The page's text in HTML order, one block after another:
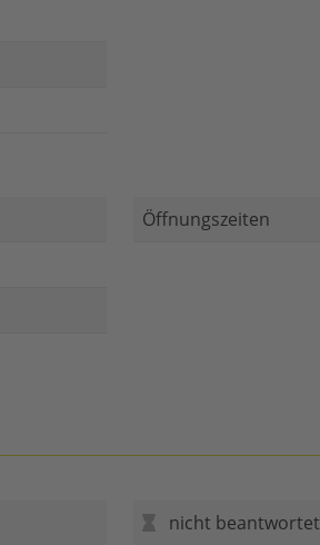
Öffnungszeiten
nicht beantwortet